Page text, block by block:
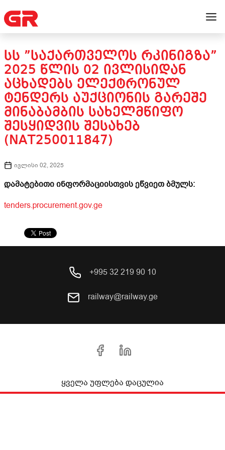
ᲡᲡ ”ᲡᲐᲥᲐᲠᲗᲕᲔᲚᲝᲡ ᲠᲙᲘᲜᲘᲒᲖᲐ”
2025 ᲬᲚᲘᲡ 02 ᲘᲕᲚᲘᲡᲘᲓᲐᲜ
ᲐᲪᲮᲐᲓᲔᲑᲡ ᲔᲚᲔᲥᲢᲠᲝᲜᲣᲚ
ᲢᲔᲜᲓᲔᲠᲡ ᲐᲣᲥᲪᲘᲝᲜᲘᲡ ᲒᲐᲠᲔᲨᲔ
ᲛᲘᲜᲐᲑᲐᲛᲑᲘᲡ ᲡᲐᲮᲔᲚᲛᲬᲘᲤᲝ
ᲨᲔᲡᲧᲘᲓᲕᲘᲡ ᲨᲔᲡᲐᲮᲔᲑ
(NAT250011847)
ივლისი 02, 2025
დამატებითი ინფორმაციისთვის ეწვიეთ ბმულს:
tenders.procurement.gov.ge
+995 32 219 90 10
railway@railway.ge
ყველა უფლება დაცულია